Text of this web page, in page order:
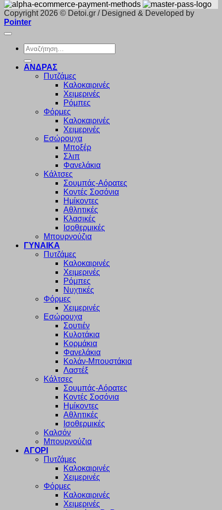
Copyright 2026 © Detoi.gr / Designed & Developed by
Pointer
Αναζήτηση
για:
ΑΝΔΡΑΣ
Πυτζάμες
Καλοκαιρινές
Χειμερινές
Ρόμπες
Φόρμες
Καλοκαιρινές
Χειμερινές
Εσώρουχα
Μποξέρ
Σλιπ
Φανελάκια
Κάλτσες
Σουμπάς-Αόρατες
Κοντές Σοσόνια
Ημίκοντες
Αθλητικές
Κλασικές
Ισοθερμικές
Μπουρνούζια
ΓΥΝΑΙΚΑ
Πυτζάμες
Καλοκαιρινές
Χειμερινές
Ρόμπες
Νυχτικές
Φόρμες
Χειμερινές
Εσώρουχα
Σουτιέν
Κυλοτάκια
Κορμάκια
Φανελάκια
Κολάν-Μπουστάκια
Λαστέξ
Κάλτσες
Σουμπάς-Αόρατες
Κοντές Σοσόνια
Ημίκοντες
Αθλητικές
Ισοθερμικές
Καλσόν
Μπουρνούζια
ΑΓΟΡΙ
Πυτζάμες
Καλοκαιρινές
Χειμερινές
Φόρμες
Καλοκαιρινές
Χειμερινές